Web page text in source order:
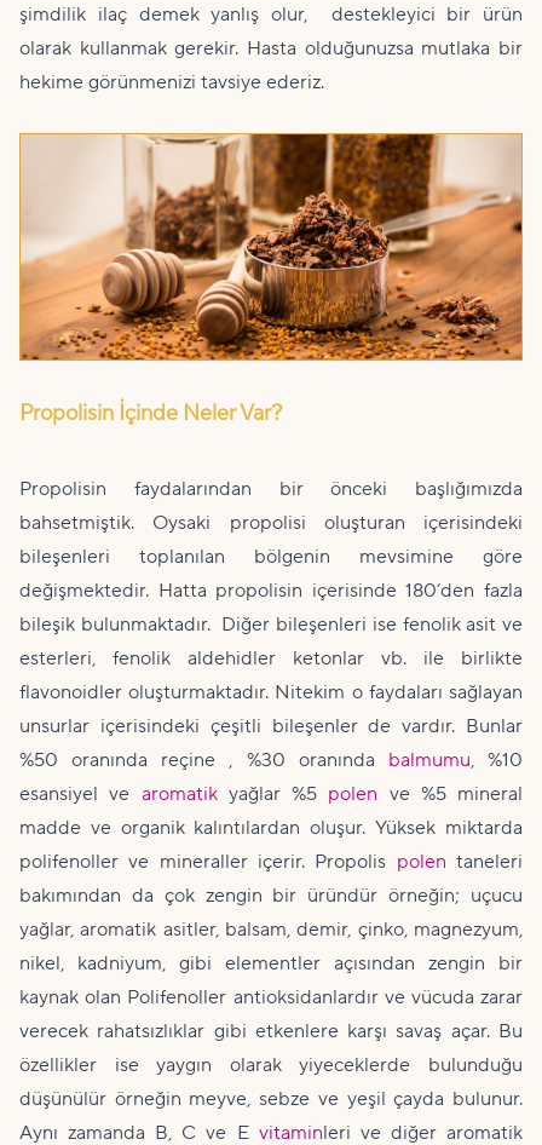
şimdilik ilaç demek yanlış olur, destekleyici bir ürün
olarak kullanmak gerekir. Hasta olduğunuzsa mutlaka bir
hekime görünmenizi tavsiye ederiz.
Propolisin İçinde Neler Var?
Propolisin faydalarından bir önceki başlığımızda
bahsetmiştik. Oysaki propolisi oluşturan içerisindeki
bileşenleri toplanılan bölgenin mevsimine göre
değişmektedir. Hatta propolisin içerisinde 180’den fazla
bileşik bulunmaktadır. Diğer bileşenleri ise fenolik asit ve
esterleri, fenolik aldehidler ketonlar vb. ile birlikte
flavonoidler oluşturmaktadır. Nitekim o faydaları sağlayan
unsurlar içerisindeki çeşitli bileşenler de vardır. Bunlar
%50 oranında reçine , %30 oranında balmumu, %10
esansiyel ve aromatikyağlar %5 polen ve %5 mineral
madde ve organik kalıntılardan oluşur. Yüksek miktarda
polifenoller ve mineraller içerir. Propolis polen taneleri
bakımından da çok zengin bir üründür örneğin; uçucu
yağlar, aromatik asitler, balsam, demir, çinko, magnezyum,
nikel, kadniyum, gibi elementler açısından zengin bir
kaynak olan Polifenoller antioksidanlardır ve vücuda zarar
verecek rahatsızlıklar gibi etkenlere karşı savaş açar. Bu
özellikler ise yaygın olarak yiyeceklerde bulunduğu
düşünülür örneğin meyve, sebze ve yeşil çayda bulunur.
Aynı zamanda B, C ve E vitaminleri ve diğer aromatik